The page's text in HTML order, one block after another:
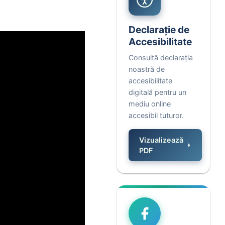
Declarație de
Accesibilitate
Consultă declarația
noastră de
accesibilitate
digitală pentru un
mediu online
accesibil tuturor.
Vizualizează
PDF